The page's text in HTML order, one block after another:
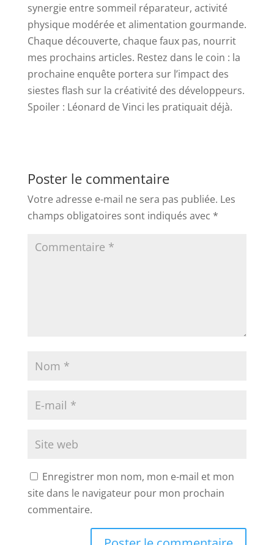
synergie entre sommeil réparateur, activité
physique modérée et alimentation gourmande.
Chaque découverte, chaque faux pas, nourrit
mes prochains articles. Restez dans le coin : la
prochaine enquête portera sur l’impact des
siestes flash sur la créativité des développeurs.
Spoiler : Léonard de Vinci les pratiquait déjà.
Poster le commentaire
Votre adresse e-mail ne sera pas publiée. Les
champs obligatoires sont indiqués avec *
Enregistrer mon nom, mon e-mail et mon
site dans le navigateur pour mon prochain
commentaire.